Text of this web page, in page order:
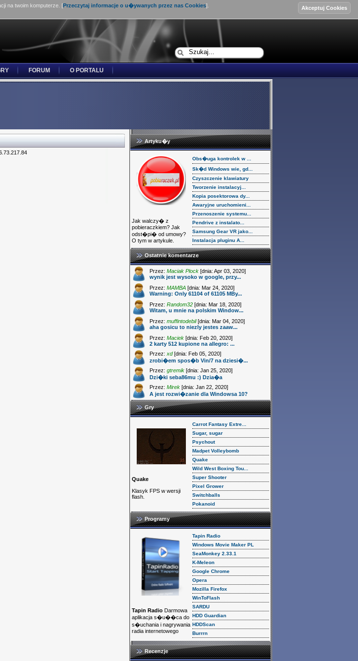
na twoim komputerze. [Przeczytaj informacje o u�ywanych przez nas Cookies].
FORUM O PORTALU
Artyku�y
Jak walczy� z
pobieraczkiem? Jak
odst�pi� od umowy?
O tym w artykule.
Obs�uga kontrolek w ...
Sk�d Windows wie, gd...
Czyszczenie klawiatury
Tworzenie instalacyj...
Kopia posektorowa dy...
Awaryjne uruchomieni...
Przenoszenie systemu...
Pendrive z instalato...
Samsung Gear VR jako...
Instalacja pluginu A...
Ostatnie komentarze
Przez: Maciak Plock [dnia: Apr 03, 2020]
wynik jest wysoko w google, przy...
Przez: MAMBA [dnia: Mar 24, 2020]
Warning: Only 61104 of 61105 MBy...
Przez: Random32 [dnia: Mar 18, 2020]
Witam, u mnie na polskim Window...
Przez: muffintodebil[dnia: Mar 04, 2020]
aha gosicu to niezly jestes zaaw...
Przez: Maciek [dnia: Feb 20, 2020]
2 karty 512 kupione na allegro: ...
Przez: xd[dnia: Feb 05, 2020]
zrobi�em spos�b Vin/7 na dziesi�...
Przez: gtremik [dnia: Jan 25, 2020]
Dzi�ki seba86mu :) Dzia�a
Przez: Mirek [dnia: Jan 22, 2020]
A jest rozwi�zanie dla Windowsa 10?
Gry
Quake
Klasyk FPS w wersji
flash.
Carrot Fantasy Extre...
Sugar, sugar
Psychout
Madpet Volleybomb
Quake
Wild West Boxing Tou...
Super Shooter
Pixel Grower
Switchballs
Pokanoid
Programy
Tapin Radio Darmowa
aplikacja s�u��ca do
s�uchania i nagrywania
radia internetowego
Tapin Radio
Windows Movie Maker PL
SeaMonkey 2.33.1
K-Meleon
Google Chrome
Opera
Mozilla Firefox
WinToFlash
SARDU
HDD Guardian
HDDScan
Burrrn
Recenzje